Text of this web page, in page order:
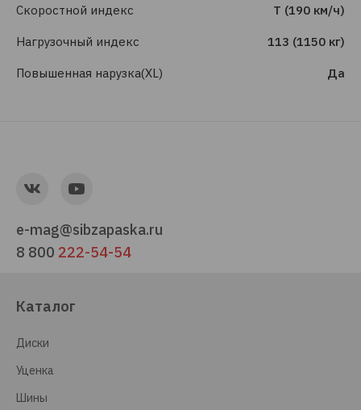
Скоростной индекс T (190 км/ч)
Нагрузочный индекс 113 (1150 кг)
Повышенная нарузка(XL) Да
e-mag@sibzapaska.ru
8 800 222-54-54
Каталог
Диски
Уценка
Шины